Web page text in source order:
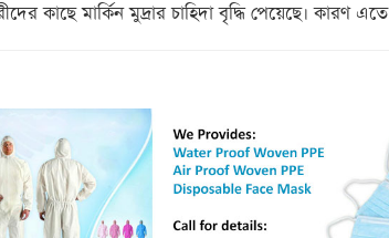
কাছে মার্কিন মুদ্রার চাহিদা বৃদ্ধি পেয়েছে। কারণ